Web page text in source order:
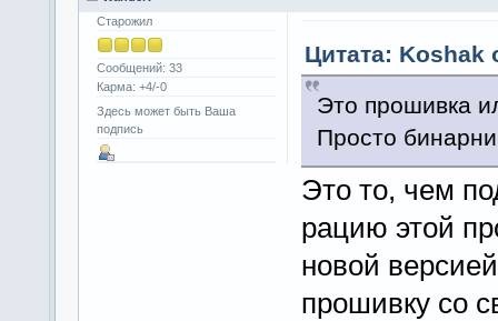
Старожил
Сообщений: 33
Карма: +4/-0
Здесь может быть Ваша
подпись
Цитата: Koshak
Это прошивка
Просто
Это то, чем
рацию этой
новой
прошивку со